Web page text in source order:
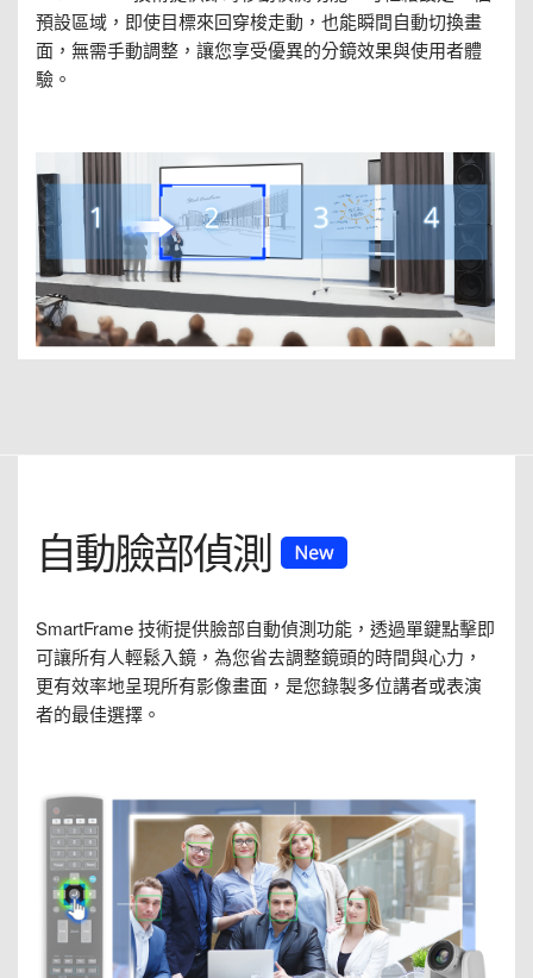
預設區域，即使目標來回穿梭走動，也能瞬間自動切換畫
面，無需手動調整，讓您享受優異的分鏡效果與使用者體
驗。
自動臉部偵測
SmartFrame 技術提供臉部自動偵測功能，透過單鍵點擊即
可讓所有人輕鬆入鏡，為您省去調整鏡頭的時間與心力，
更有效率地呈現所有影像畫面，是您錄製多位講者或表演
者的最佳選擇。